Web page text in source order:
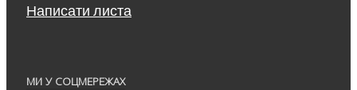
Написати листа
МИ У СОЦМЕРЕЖАХ